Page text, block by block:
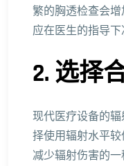
繁的胸透检查会
应在医生的指导下
2. 选择
现代医疗设备的
择使用辐射水平
减少辐射伤害的